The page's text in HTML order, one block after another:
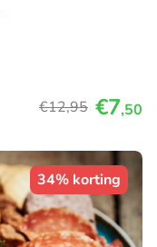
€12,95 €7,50
34% korting